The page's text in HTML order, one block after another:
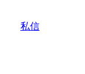
私信